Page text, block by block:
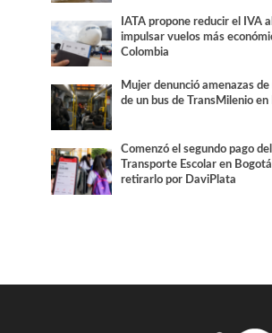
IATA propone reducir el IVA
impulsar vuelos más
Colombia
Mujer denunció amenazas
de un bus de TransMilenio en
Comenzó el segundo pago
Transporte Escolar en
retirarlo por DaviPlata